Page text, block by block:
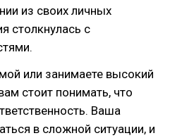
из своих личных
столкнулась с
или занимаете высокий
стоит понимать, что
Ваша
в сложной ситуации, и